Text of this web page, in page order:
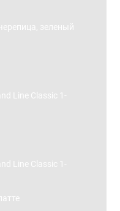
зеленый
Line Classic 1-
Line Classic 1-